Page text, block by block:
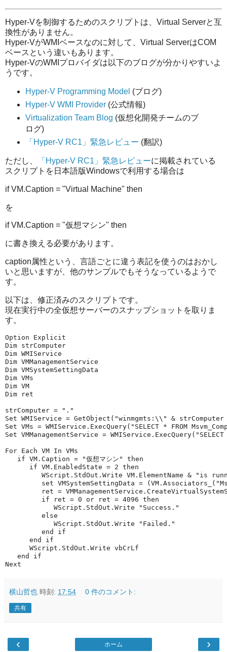
Hyper-Vを制御するためのスクリプトは、Virtual Serverと互
換性がありません。
Hyper-VがWMIベースなのに対して、Virtual ServerはCOM
ベースという違いもあります。
Hyper-VのWMIプロバイダは以下のブログが分かりやすいよ
うです。
Hyper-V Programming Model (ブログ)
Hyper-V WMI Provider(公式情報)
Virtualization Team Blog (仮想化開発チームのブ
ログ)
「Hyper-V RC1」緊急レビュー (翻訳)
ただし、 「Hyper-V RC1」緊急レビューに掲載されている
スクリプトを日本語版Windowsで利用する場合は
if VM.Caption = "Virtual Machine" then
を
if VM.Caption = "仮想マシン" then
に書き換える必要があります。
caption属性という、言語ごとに違う表記を使うのはおかし
いと思いますが、他のサンプルでもそうなっているようで
す。
以下は、修正済みのスクリプトです。
現在実行中の全仮想サーバーのスナップショットを取りま
す。
Option Explicit
Dim strComputer
Dim WMIService
Dim VMManagementService
Dim VMSystemSettingData
Dim VMs
Dim VM
Dim ret
strComputer = "."
Set WMIService = GetObject("winmgmts:\\" &
Set VMs = WMIService.ExecQuery("SELECT * FROM
Set VMManagementService =
For Each VM In VMs
   if VM.Caption = "仮想マシン" then
      if VM.EnabledState = 2 then
WScript.StdOut.Write VM.ElementName & "is
set VMSystemSettingData =
ret =
         if ret = 0 or ret = 4096 then
            WScript.StdOut.Write "Success."
         else
            WScript.StdOut.Write "Failed."
         end if
      end if
      WScript.StdOut.Write vbCrLf
   end if
Next
横山哲也 時刻: 17:54 0 件のコメント:
共有
‹ ›
ホーム